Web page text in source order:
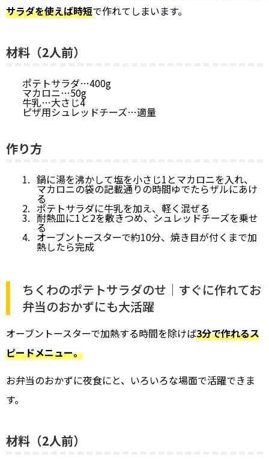
サラダを使えば時短で作れてしまいます。
材料（2人前）
ポテトサラダ…400g
マカロニ…50g
牛乳…大さじ4
ピザ用シュレッドチーズ…適量
作り方
鍋に湯を沸かして塩を小さじ1とマカロニを入れ、
マカロニの袋の記載通りの時間ゆでたらザルにあけ
る
ポテトサラダに牛乳を加え、軽く混ぜる
耐熱皿に1と2を敷きつめ、シュレッドチーズを乗せ
る
オーブントースターで約10分、焼き目が付くまで加
熱したら完成
ちくわのポテトサラダのせ｜すぐに作れてお
弁当のおかずにも大活躍
オーブントースターで加熱する時間を除けば3分で作れるス
ピードメニュー。
お弁当のおかずに夜食にと、いろいろな場面で活躍できま
す。
材料（2人前）